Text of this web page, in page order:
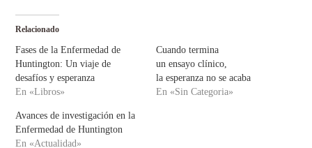
Relacionado
Fases de la Enfermedad de
Huntington: Un viaje de
desafíos y esperanza
En «Libros»
Cuando termina
un ensayo clínico,
la esperanza no se acaba
En «Sin Categoria»
Avances de investigación en la
Enfermedad de Huntington
En «Actualidad»